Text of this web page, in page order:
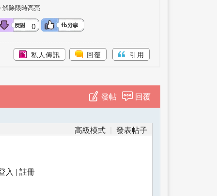
解除限時高亮
0
私人傳訊 回覆 引用
回覆
發帖
高級模式 | 發表帖子
入 | 註冊